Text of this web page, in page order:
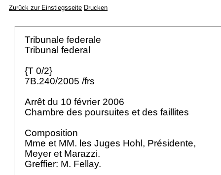
Zurück zur Einstiegsseite Drucken
Tribunale federale
Tribunal federal
{T 0/2}
7B.240/2005 /frs
Arrêt du 10 février 2006
Chambre des poursuites et des faillites
Composition
Mme et MM. les Juges Hohl, Présidente,
Meyer et Marazzi.
Greffier: M. Fellay.